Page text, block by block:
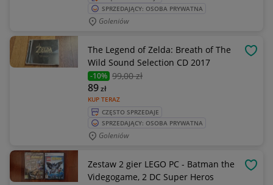
SPRZEDAJĄCY: OSOBA PRYWATNA
Goleniów
The Legend of Zelda: Breath of The
Wild Sound Selection CD 2017
-10% 99,00 zł
KUP TERAZ
89zł
CZĘSTO SPRZEDAJE
SPRZEDAJĄCY: OSOBA PRYWATNA
Goleniów
Zestaw 2 gier LEGO PC - Batman the
Videgogame, 2 DC Super Heros